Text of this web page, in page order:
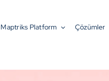
Maptriks Platform Çözümler